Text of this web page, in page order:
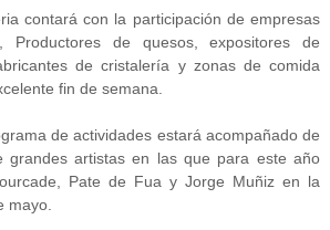
contará con la participación de empresas
Productores de quesos, expositores de
de cristalería y zonas de comida
fin de semana.
de actividades estará acompañado de
grandes artistas en las que para este año
Pate de Fua y Jorge Muñiz en la
mayo.